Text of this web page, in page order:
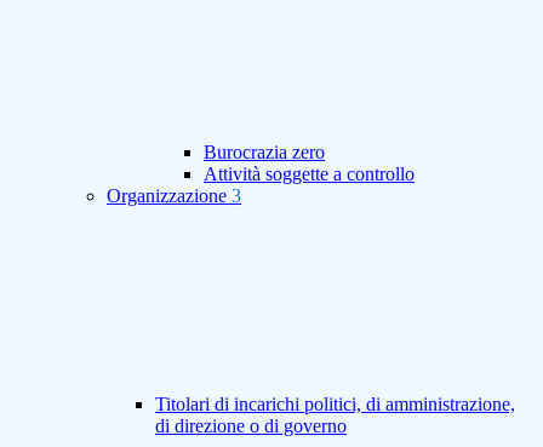
Burocrazia zero
Attività soggette a controllo
Organizzazione 3
Titolari di incarichi politici, di amministrazione,
di direzione o di governo